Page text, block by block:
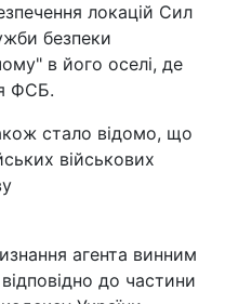
локацій Сил
безпеки
в його оселі, де
ФСБ.
стало відомо, що
військових
агента винним
до частини